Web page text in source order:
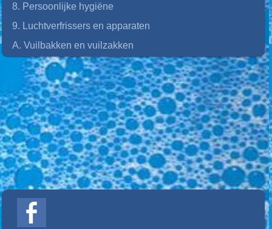
8. Persoonlijke hygiëne
9. Luchtverfrissers en apparaten
A. Vuilbakken en vuilzakken